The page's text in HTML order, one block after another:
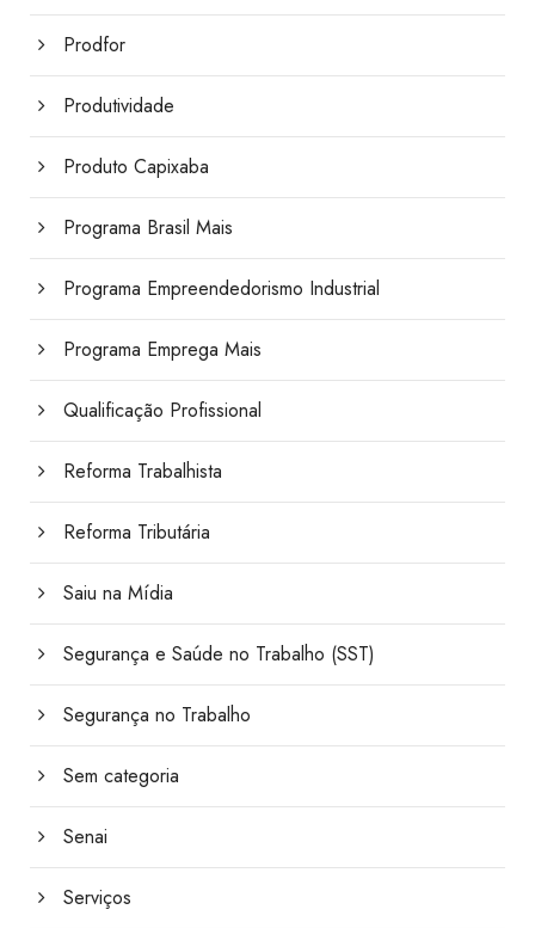
Prodfor
Produtividade
Produto Capixaba
Programa Brasil Mais
Programa Empreendedorismo Industrial
Programa Emprega Mais
Qualificação Profissional
Reforma Trabalhista
Reforma Tributária
Saiu na Mídia
Segurança e Saúde no Trabalho (SST)
Segurança no Trabalho
Sem categoria
Senai
Serviços